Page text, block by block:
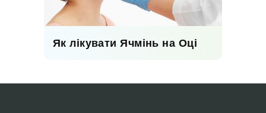
Як лікувати Ячмінь на Оці